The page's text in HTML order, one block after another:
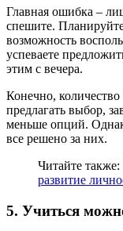
Главная ошибка –
спешите.
возможность
успеваете
этим с вечера.
Конечно,
предлагать выбор,
меньше опций.
все решено за них.
Читайте также:
развитие
5. Учиться